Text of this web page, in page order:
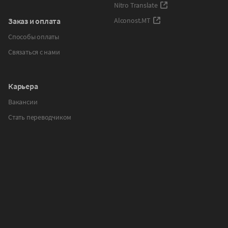
Заказ и оплата
Способы оплаты
Связаться с нами
Карьера
Вакансии
Стать переводчиком
Nitro Translate
Alconost.MT